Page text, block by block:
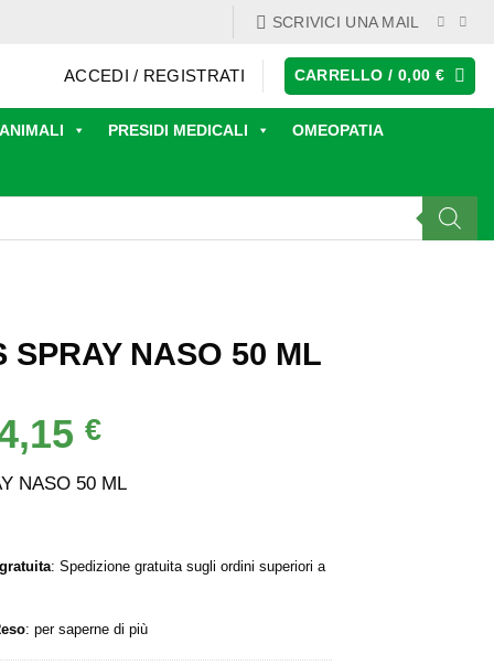
SCRIVICI UNA MAIL
ACCEDI / REGISTRATI CARRELLO /0,00€
ANIMALI PRESIDI MEDICALI OMEOPATIA
SPRAY NASO 50 ML
€Il
attuale
NASO 50 ML
: Spedizione gratuita sugli ordini superiori a
: per saperne di più